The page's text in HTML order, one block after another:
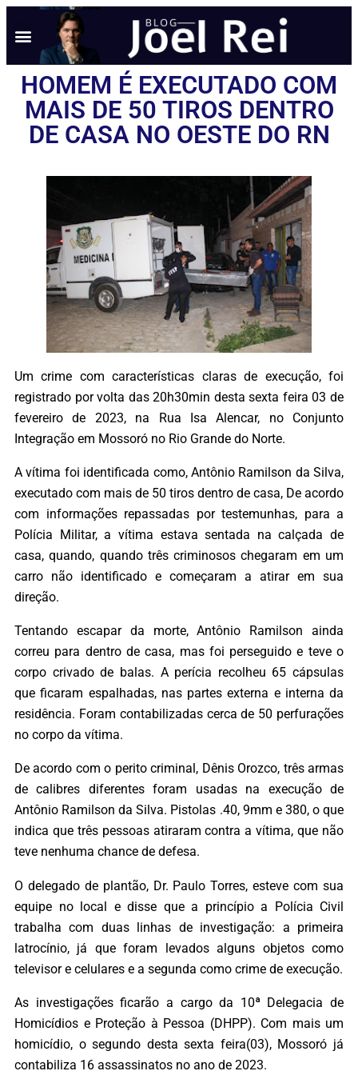
HOMEM É EXECUTADO COM
MAIS DE 50 TIROS DENTRO
DE CASA NO OESTE DO RN
Um crime com características claras de execução, foi
registrado por volta das 20h30min desta sexta feira 03 de
fevereiro de 2023, na Rua Isa Alencar, no Conjunto
Integração em Mossoró no Rio Grande do Norte.
A vítima foi identificada como, Antônio Ramilson da Silva,
executado com mais de 50 tiros dentro de casa, De acordo
com informações repassadas por testemunhas, para a
Polícia Militar, a vítima estava sentada na calçada de
casa, quando, quando três criminosos chegaram em um
carro não identificado e começaram a atirar em sua
direção.
Tentando escapar da morte, Antônio Ramilson ainda
correu para dentro de casa, mas foi perseguido e teve o
corpo crivado de balas. A perícia recolheu 65 cápsulas
que ficaram espalhadas, nas partes externa e interna da
residência. Foram contabilizadas cerca de 50 perfurações
no corpo da vítima.
De acordo com o perito criminal, Dênis Orozco, três armas
de calibres diferentes foram usadas na execução de
Antônio Ramilson da Silva. Pistolas .40, 9mm e 380, o que
indica que três pessoas atiraram contra a vítima, que não
teve nenhuma chance de defesa.
O delegado de plantão, Dr. Paulo Torres, esteve com sua
equipe no local e disse que a princípio a Polícia Civil
trabalha com duas linhas de investigação: a primeira
latrocínio, já que foram levados alguns objetos como
televisor e celulares e a segunda como crime de execução.
As investigações ficarão a cargo da 10ª Delegacia de
Homicídios e Proteção à Pessoa (DHPP). Com mais um
homicídio, o segundo desta sexta feira(03), Mossoró já
contabiliza 16 assassinatos no ano de 2023.